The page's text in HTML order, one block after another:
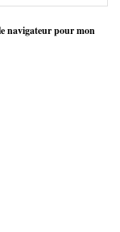
navigateur pour mon